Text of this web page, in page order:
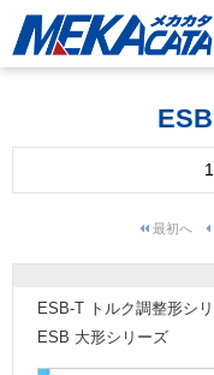
ESB-T トルク調整形シ
ESB 大形シリーズ